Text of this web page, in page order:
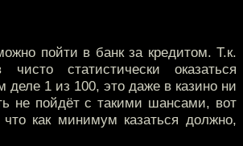
пойти в банк за кредитом. Т.к.
статистически оказаться
деле 1 из 100, это даже в казино ни
не пойдёт с такими шансами, вот
как минимум казаться должно,